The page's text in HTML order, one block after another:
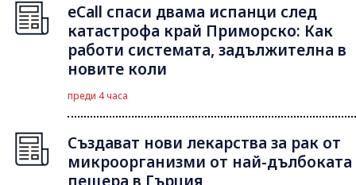
eCall спаси двама испанци след
катастрофа край Приморско: Как
работи системата, задължителна в
новите коли
преди 4 часа
Създават нови лекарства за рак от
микроорганизми от най-дълбоката